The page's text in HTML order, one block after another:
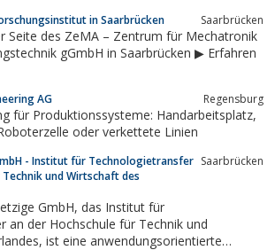
aktiv.
in Saarbrücken Saarbrücken
Seite des ZeMA – Zentrum für Mechatronik
gGmbH in Saarbrücken ▶ Erfahren
AG Regensburg
für Produktionssysteme: Handarbeitsplatz,
Roboterzelle oder verkettete Linien
- Institut für Technologietransfer
und Wirtschaft des
Saarbrücken
das Institut für
an der Hochschule für Technik und